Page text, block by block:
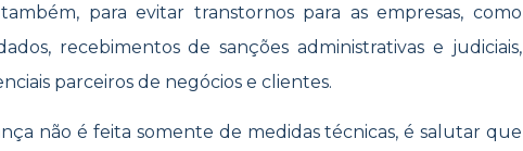
para evitar transtornos para as empresas, como
recebimentos de sanções administrativas e judiciais,
parceiros de negócios e clientes.
não é feita somente de medidas técnicas, é salutar que